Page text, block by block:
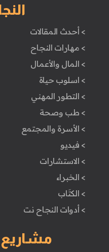
> أحدث المقالات
> مهارات النجاح
> المال والأعمال
> اسلوب حياة
> التطور المهني
> طب وصحة
> الأسرة والمجتمع
> فيديو
> الاستشارات
> الخبراء
> الكتَاب
> أدوات النجاح نت
مشاريع